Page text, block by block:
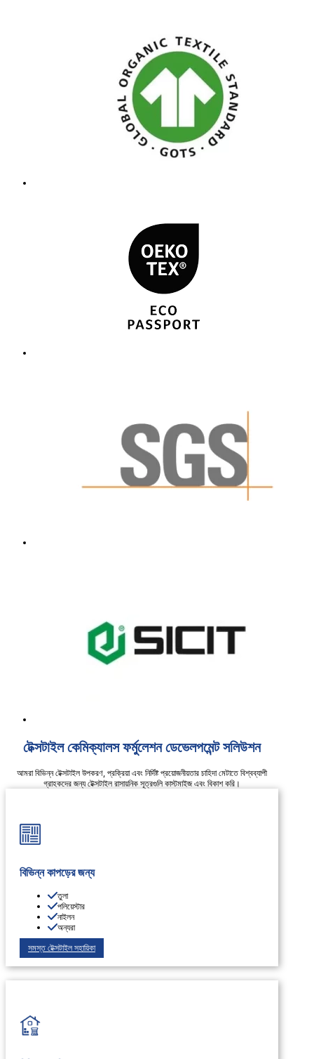
টেক্সটাইল কেমিক্যালস ফর্মুলেশন ডেভেলপমেন্ট সলিউশন
আমরা বিভিন্ন টেক্সটাইল উপকরণ, প্রক্রিয়া এবং নির্দিষ্ট প্রয়োজনীয়তার চাহিদা মেটাতে বিশ্বব্যাপী
গ্রাহকদের জন্য টেক্সটাইল রাসায়নিক সূত্রগুলি কাস্টমাইজ এবং বিকাশ করি।
বিভিন্ন কাপড়ের জন্য
তুলা
পলিয়েস্টার
নাইলন
অন্যরা
সমস্ত টেক্সটাইল সহায়িকা